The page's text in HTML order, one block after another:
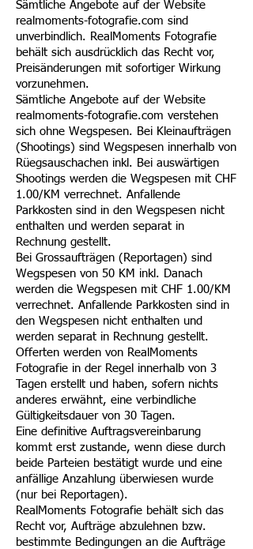
Sämtliche Angebote auf der Website
realmoments-fotografie.com sind
unverbindlich. RealMoments Fotografie
behält sich ausdrücklich das Recht vor,
Preisänderungen mit sofortiger Wirkung
vorzunehmen.
Sämtliche Angebote auf der Website
realmoments-fotografie.com verstehen
sich ohne Wegspesen. Bei Kleinaufträgen
(Shootings) sind Wegspesen innerhalb von
Rüegsauschachen inkl. Bei auswärtigen
Shootings werden die Wegspesen mit CHF
1.00/KM verrechnet. Anfallende
Parkkosten sind in den Wegspesen nicht
enthalten und werden separat in
Rechnung gestellt.
Bei Grossaufträgen (Reportagen) sind
Wegspesen von 50 KM inkl. Danach
werden die Wegspesen mit CHF 1.00/KM
verrechnet. Anfallende Parkkosten sind in
den Wegspesen nicht enthalten und
werden separat in Rechnung gestellt.
Offerten werden von RealMoments
Fotografie in der Regel innerhalb von 3
Tagen erstellt und haben, sofern nichts
anderes erwähnt, eine verbindliche
Gültigkeitsdauer von 30 Tagen.
Eine definitive Auftragsvereinbarung
kommt erst zustande, wenn diese durch
beide Parteien bestätigt wurde und eine
anfällige Anzahlung überwiesen wurde
(nur bei Reportagen).
RealMoments Fotografie behält sich das
Recht vor, Aufträge abzulehnen bzw.
bestimmte Bedingungen an die Aufträge